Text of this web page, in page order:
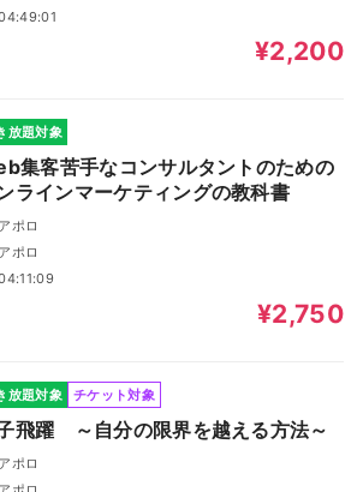
¥2,200
放題対象
集客苦手なコンサルタントのための
ラインマーケティングの教科書
アポロ
アポロ
¥2,750
放題対象 チケット対象
飛躍 ～自分の限界を越える方法～
アポロ